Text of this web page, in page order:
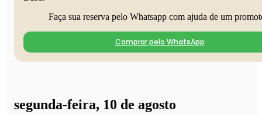
Faça sua reserva pelo Whatsapp com ajuda de um
Comprar pelo WhatsApp
segunda-feira, 10 de agosto